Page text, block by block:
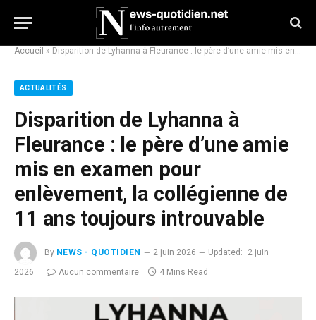
Accueil » Disparition de Lyhanna à Fleurance : le père d’une amie mis en examen pour enlèvement, la collégienne de 11 ans toujours introuvable
ACTUALITÉS
Disparition de Lyhanna à
Fleurance : le père d’une amie
mis en examen pour
enlèvement, la collégienne de
11 ans toujours introuvable
By NEWS - QUOTIDIEN 2 juin 2026 Updated:
2 juin
2026
Aucun commentaire 4 Mins Read